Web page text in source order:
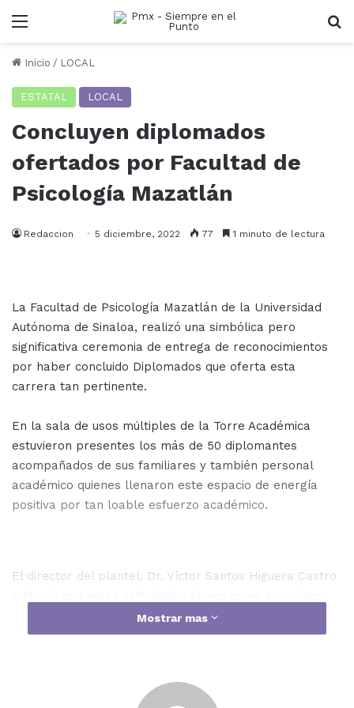
Menu
Inicio / LOCAL
ESTATAL LOCAL
Concluyen diplomados
ofertados por Facultad de
Psicología Mazatlán
Redaccion 5 diciembre, 2022 77 1 minuto de lectura
La Facultad de Psicología Mazatlán de la Universidad
Autónoma de Sinaloa, realizó una simbólica pero
significativa ceremonia de entrega de reconocimientos
por haber concluido Diplomados que oferta esta
carrera tan pertinente.
En la sala de usos múltiples de la Torre Académica
estuvieron presentes los más de 50 diplomantes
acompañados de sus familiares y también personal
académico quienes llenaron este espacio de energía
positiva por tan loable esfuerzo académico.
El director del plantel, Dr. Víctor Santos Higuera Castro
llevar adelante las acciones de educación continua,
siendo pues, esta clausura simbólica de 3 diplomados
Mostrar mas